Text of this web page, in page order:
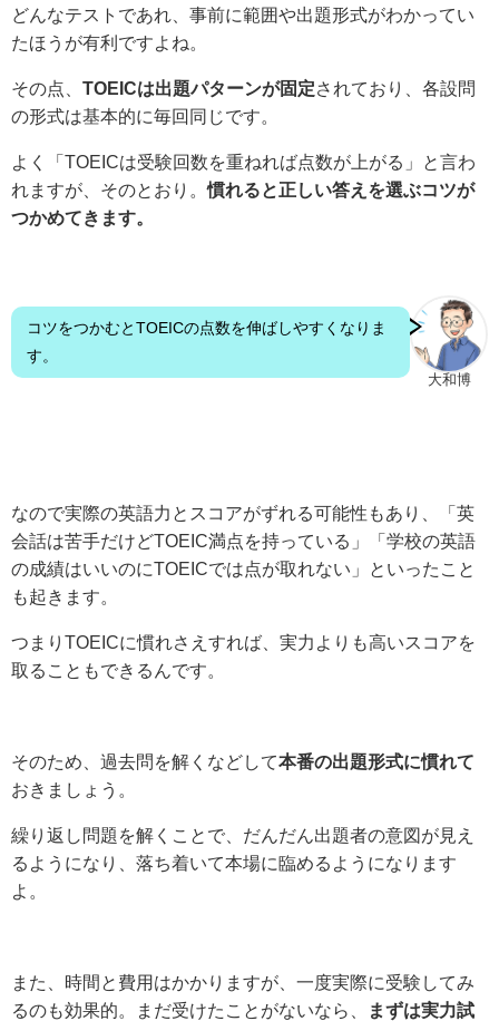
どんなテストであれ、事前に範囲や出題形式がわかってい
たほうが有利ですよね。
その点、 TOEICは出題パターンが固定されており、各設問
の形式は基本的に毎回同じです。
よく「TOEICは受験回数を重ねれば点数が上がる」と言わ
れますが、そのとおり。慣れると正しい答えを選ぶコツが
つかめてきます。
大和博
コツをつかむとTOEICの点数を伸ばしやすくなりま
す。
なので実際の英語力とスコアがずれる可能性もあり、「英
会話は苦手だけどTOEIC満点を持っている」「学校の英語
の成績はいいのにTOEICでは点が取れない」といったこと
も起きます。
つまりTOEICに慣れさえすれば、実力よりも高いスコアを
取ることもできるんです。
そのため、過去問を解くなどして本番の出題形式に慣れて
おきましょう。
繰り返し問題を解くことで、だんだん出題者の意図が見え
るようになり、落ち着いて本場に臨めるようになります
よ。
また、時間と費用はかかりますが、一度実際に受験してみ
るのも効果的。まだ受けたことがないなら、
まずは実力試